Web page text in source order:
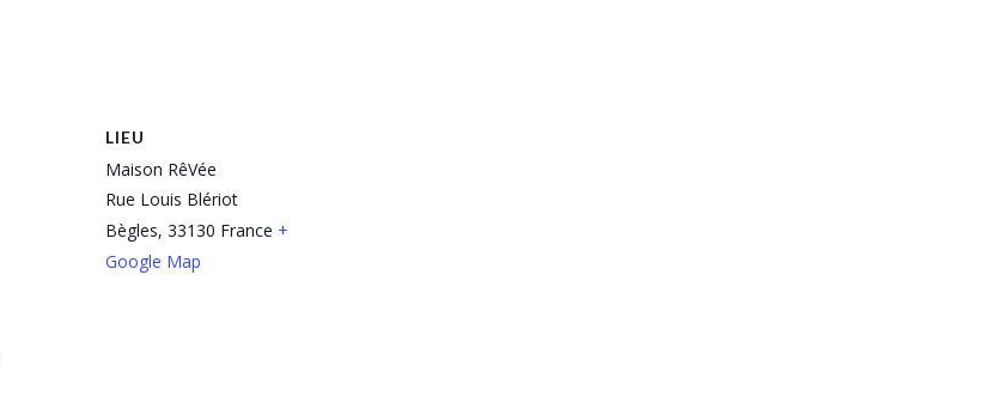
LIEU
Maison RêVée
Rue Louis Blériot
Bègles, 33130 France +
Google Map